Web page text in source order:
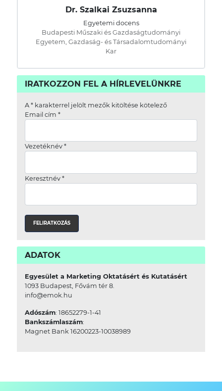
Dr. Szalkai Zsuzsanna
Egyetemi docens
Budapesti Műszaki és Gazdaságtudományi
Egyetem, Gazdaság- és Társadalomtudományi
Kar
IRATKOZZON FEL A HÍRLEVELÜNKRE
A *karakterrel jelölt mezők kitöltése kötelező
Email cím *
Vezetéknév *
Keresztnév *
ADATOK
Egyesület a Marketing Oktatásért és Kutatásért
1093 Budapest, Fővám tér 8.
info@emok.hu
Adószám: 18652279-1-41
Bankszámlaszám:
Magnet Bank 16200223-10038989